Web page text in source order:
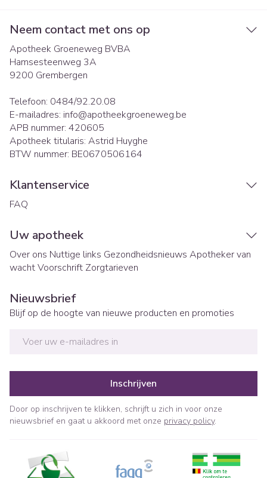
Neem contact met ons op
Apotheek Groeneweg BVBA
Hamsesteenweg 3A
9200 Grembergen
Telefoon: 0484/92.20.08
E-mailadres: info@apotheekgroeneweg.be
APB nummer: 420605
Apotheek titularis: Astrid Huyghe
BTW nummer: BE0670506164
Klantenservice
FAQ
Uw apotheek
Over ons Nuttige links Gezondheidsnieuws Apotheker van
wachtVoorschrift Zorgtarieven
Nieuwsbrief
Blijf op de hoogte van nieuwe producten en promoties
Inschrijven
Door op inschrijven te klikken, schrijft u zich in voor onze
nieuwsbrief en gaat u akkoord met onze privacy policy.